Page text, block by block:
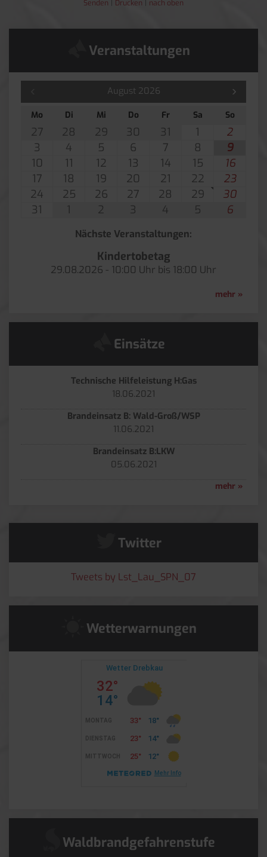
Senden Drucken nach oben
Veranstaltungen
August 2026
Mo Di Mi Do Fr Sa So
27 28 29 30 31 1
2
3
4 5 6 7 8
9
10
11 12 13 14 15
16
17
18 19 20 21 22
23
24
25 26 27 28 29
30
31
1 2 3 4 5 6
Nächste Veranstaltungen:
Kindertobetag
29.​08.​2026 - 10:00 Uhr bis 18:00 Uhr
mehr
Einsätze
Technische Hilfeleistung H:Gas
18.06.2021
Brandeinsatz B: Wald-Groß/WSP
11.06.2021
Brandeinsatz B:LKW
05.06.2021
mehr
Twitter
Tweets by Lst_Lau_SPN_07
Wetterwarnungen
Waldbrandgefahrenstufe